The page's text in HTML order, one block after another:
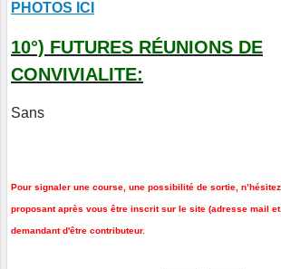
PHOTOS ICI
10°) FUTURES RÉUNIONS DE
CONVIVIALITE:
Sans
Pour signaler une course, une possibilité de sortie,
proposant après vous être inscrit sur le site (adresse mail
demandant d'être contributeur.